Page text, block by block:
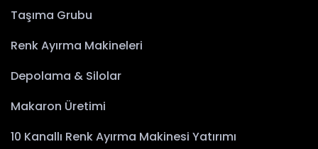
Taşıma Grubu
Renk Ayırma Makineleri
Depolama & Silolar
Makaron Üretimi
10 Kanallı Renk Ayırma Makinesi Yatırımı